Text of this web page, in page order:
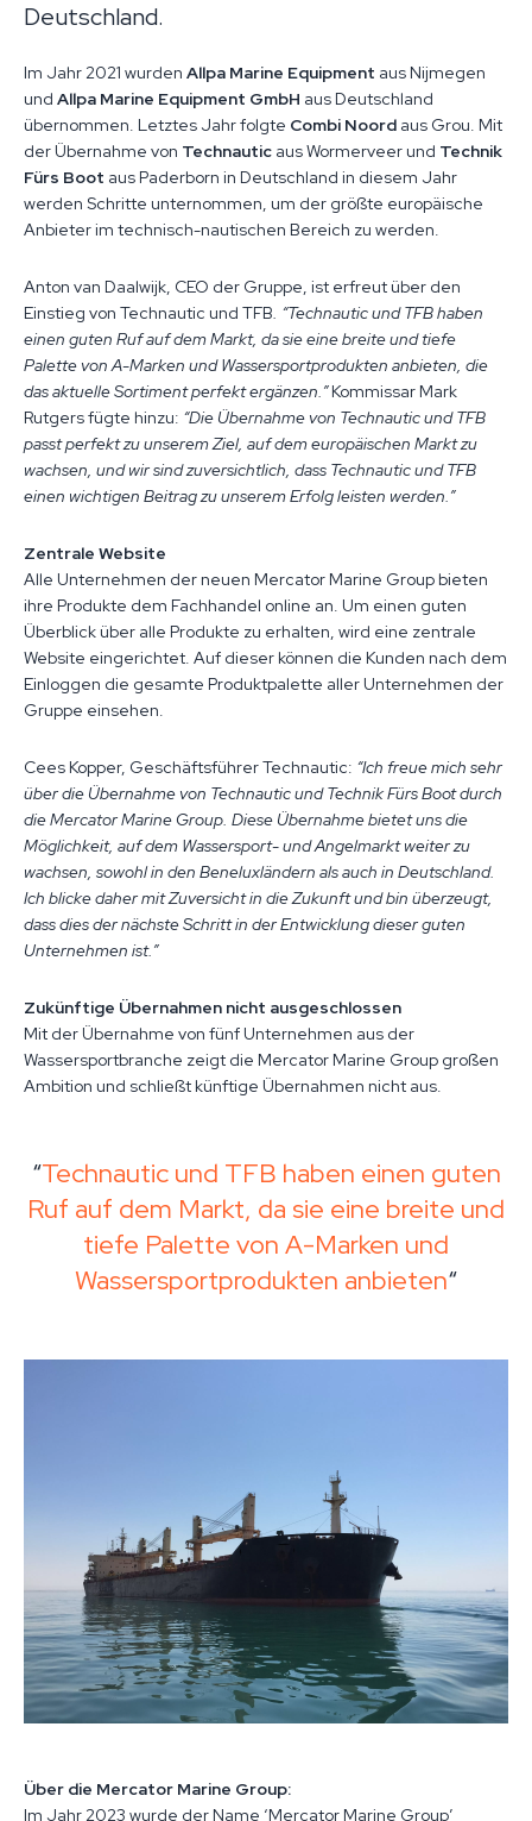
Deutschland.
Im Jahr 2021 wurden Allpa Marine Equipment aus Nijmegen
und Allpa Marine Equipment GmbH aus Deutschland
übernommen. Letztes Jahr folgte Combi Noord aus Grou. Mit
der Übernahme von Technautic aus Wormerveer und Technik
Fürs Boot aus Paderborn in Deutschland in diesem Jahr
werden Schritte unternommen, um der größte europäische
Anbieter im technisch-nautischen Bereich zu werden.
Anton van Daalwijk, CEO der Gruppe, ist erfreut über den
Einstieg von Technautic und TFB. “Technautic und TFB haben
einen guten Ruf auf dem Markt, da sie eine breite und tiefe
Palette von A-Marken und Wassersportprodukten anbieten, die
das aktuelle Sortiment perfekt ergänzen.”Kommissar Mark
Rutgers fügte hinzu: “Die Übernahme von Technautic und TFB
passt perfekt zu unserem Ziel, auf dem europäischen Markt zu
wachsen, und wir sind zuversichtlich, dass Technautic und TFB
einen wichtigen Beitrag zu unserem Erfolg leisten werden.”
Zentrale Website
Alle Unternehmen der neuen Mercator Marine Group bieten
ihre Produkte dem Fachhandel online an. Um einen guten
Überblick über alle Produkte zu erhalten, wird eine zentrale
Website eingerichtet. Auf dieser können die Kunden nach dem
Einloggen die gesamte Produktpalette aller Unternehmen der
Gruppe einsehen.
Cees Kopper, Geschäftsführer Technautic: “Ich freue mich sehr
über die Übernahme von Technautic und Technik Fürs Boot durch
die Mercator Marine Group. Diese Übernahme bietet uns die
Möglichkeit, auf dem Wassersport- und Angelmarkt weiter zu
wachsen, sowohl in den Beneluxländern als auch in Deutschland.
Ich blicke daher mit Zuversicht in die Zukunft und bin überzeugt,
dass dies der nächste Schritt in der Entwicklung dieser guten
Unternehmen ist.”
Zukünftige Übernahmen nicht ausgeschlossen
Mit der Übernahme von fünf Unternehmen aus der
Wassersportbranche zeigt die Mercator Marine Group großen
Ambition und schließt künftige Übernahmen nicht aus.
Technautic und TFB haben einen guten
Ruf auf dem Markt, da sie eine breite und
tiefe Palette von A-Marken und
Wassersportprodukten anbieten
Über die Mercator Marine Group:
Im Jahr 2023 wurde der Name ‘Mercator Marine Group’